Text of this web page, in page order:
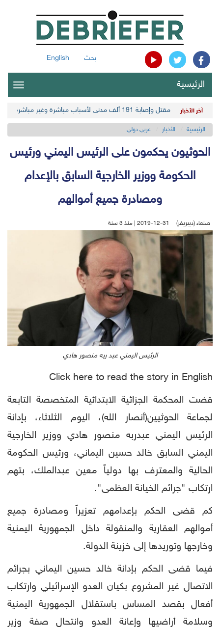
بحث English
الرئيسية
آخر الأخبار مقتل وإصابة 191 ألف مدني لأسباب مباشرة وغير مباشرة في أحدث حصيلة حوثية
الرئيسية الأخبار عربي دولي
الحوثيون يحكمون على الرئيس اليمني ورئيس
الحكومة ووزير الخارجية السابق بالإعدام
ومصادرة جميع أموالهم
صنعاء (ديبريفر) 2019-12-31 | منذ 3 سنة
الرئيس اليمني عبد ربه منصور هادي
Click here to read the story in English
قضت المحكمة الجزائية الابتدائية المتخصصة التابعة
لجماعة الحوثيين(أنصار الله)، اليوم الثلاثاء، بإدانة
الرئيس اليمني عبدربه منصور هادي ووزير الخارجية
اليمني السابق خالد حسين اليماني، ورئيس الحكومة
الحالية والمعترف بها دولياً معين عبدالملك، بتهم
ارتكاب "جرائم الخيانة العظمى".
كم قضى الحكم بإعدامهم تعزيراً ومصادرة جميع
أموالهم العقارية والمنقولة داخل الجمهورية اليمنية
وخارجها وتوريدها إلى خزينة الدولة.
فيما قضى الحكم بإدانة خالد حسين اليماني بجرائم
الاتصال غير المشروع بكيان العدو الإسرائيلي وارتكاب
أفعال بقصد المساس باستقلال الجمهورية اليمنية
وسلامة أراضيها وإعانة العدو وانتحال صفة وزير